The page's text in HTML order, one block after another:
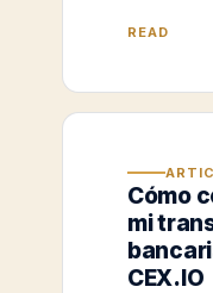
READ
Cómo
mi
CEX.IO